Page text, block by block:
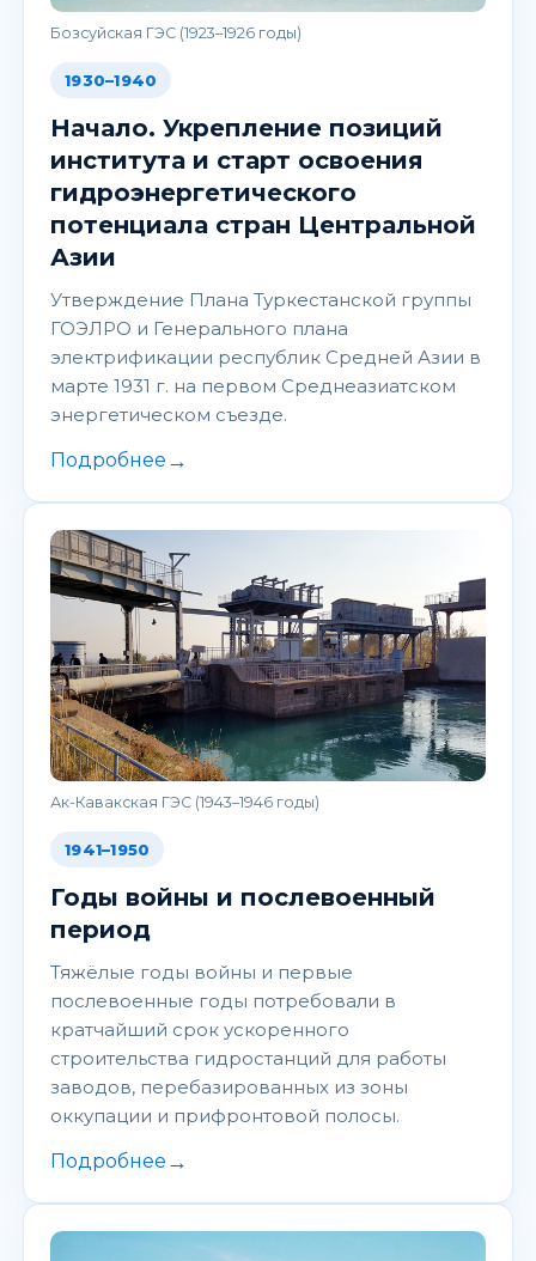
Бозсуйская ГЭС (1923–1926 годы)
1930–1940
Начало. Укрепление позиций
института и старт освоения
гидроэнергетического
потенциала стран Центральной
Азии
Утверждение Плана Туркестанской группы
ГОЭЛРО и Генерального плана
электрификации республик Средней Азии в
марте 1931 г. на первом Среднеазиатском
энергетическом съезде.
Подробнее →
Ак-Кавакская ГЭС (1943–1946 годы)
1941–1950
Годы войны и послевоенный
период
Тяжёлые годы войны и первые
послевоенные годы потребовали в
кратчайший срок ускоренного
строительства гидростанций для работы
заводов, перебазированных из зоны
оккупации и прифронтовой полосы.
Подробнее →